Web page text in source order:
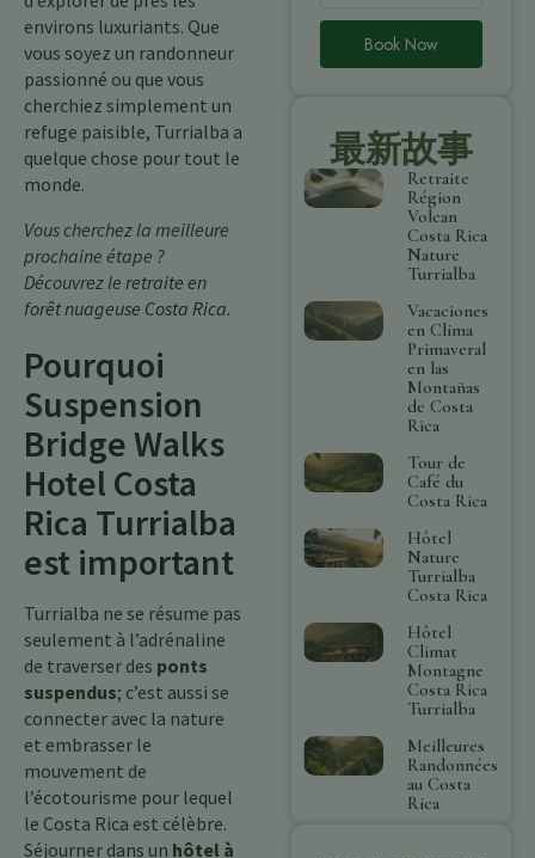
environs luxuriants. Que
vous soyez un randonneur
passionné ou que vous
cherchiez simplement un
refuge paisible, Turrialba a
quelque chose pour tout le
monde.
Vous cherchez la meilleure
prochaine étape ?
Découvrez le retraite en
forêt nuageuse Costa Rica.
Pourquoi
Suspension
Bridge Walks
Hotel Costa
Rica Turrialba
est important
Turrialba ne se résume pas
seulement à l’adrénaline
de traverser des ponts
suspendus; c’est aussi se
connecter avec la nature
et embrasser le
mouvement de
l’écotourisme pour lequel
le Costa Rica est célèbre.
Séjourner dans un hôtel à
Book Now
最新故事
Retraite
Région
Volcan
Costa Rica
Nature
Turrialba
Vacaciones
en Clima
Primaveral
en las
Montañas
de Costa
Rica
Tour de
Café du
Costa Rica
Hôtel
Nature
Turrialba
Costa Rica
Hôtel
Climat
Montagne
Costa Rica
Turrialba
Meilleures
Randonnées
au Costa
Rica